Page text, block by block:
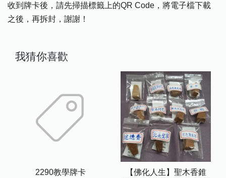
收到牌卡後，請先掃描標籤上的QR Code，將電子檔下載
之後，再拆封，謝謝！
我猜你喜歡
2290教學牌卡
【佛化人生】聖木香錐